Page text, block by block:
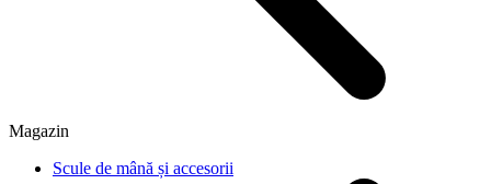
Magazin
Scule de mână și accesorii